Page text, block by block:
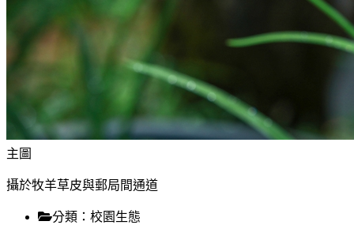
主圖
攝於牧羊草皮與郵局間通道
分類： 校園生態